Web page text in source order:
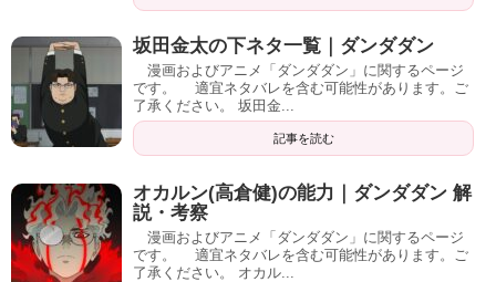
坂田金太の下ネタ一覧｜ダンダダン
漫画およびアニメ「ダンダダン」に関するページ
です。 適宜ネタバレを含む可能性があります。ご
了承ください。 坂田金...
記事を読む
オカルン(高倉健)の能力｜ダンダダン 解
説・考察
漫画およびアニメ「ダンダダン」に関するページ
です。 適宜ネタバレを含む可能性があります。ご
了承ください。 オカル...